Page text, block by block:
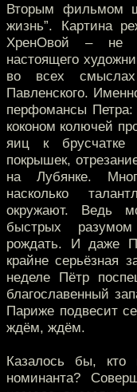
Вторым фильмом
жизнь”. Картина
ХренОвой – не
настоящего
во всех смыслах
Павленского.
перфомансы Петра:
коконом колючей
яиц к брусчатке
покрышек,
на Лубянке.
насколько
окружают. Ведь
быстрых
рождать. И даже
крайне серьёзная
неделе Пётр
благославенный
Париже подвесит
ждём, ждём.
Казалось бы, кто
номинанта?